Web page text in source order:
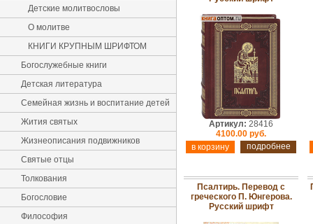
Детские молитвословы
О молитве
КНИГИ КРУПНЫМ ШРИФТОМ
Богослужебные книги
Детская литература
Семейная жизнь и воспитание детей
Жития святых
Жизнеописания подвижников
Святые отцы
Толкования
Богословие
Философия
Артикул: 28416
4100.00 руб.
подробнее
Псалтирь. Перевод с
греческого П. Юнгерова.
Русский шрифт